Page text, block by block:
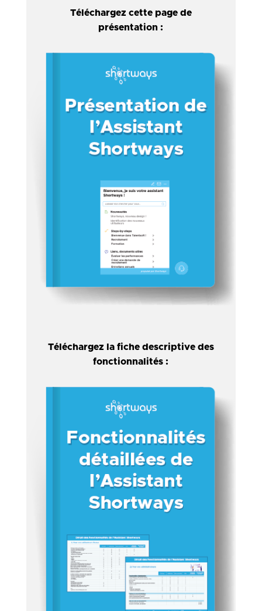
Téléchargez cette page de
présentation :
Téléchargez la fiche descriptive des
fonctionnalités :